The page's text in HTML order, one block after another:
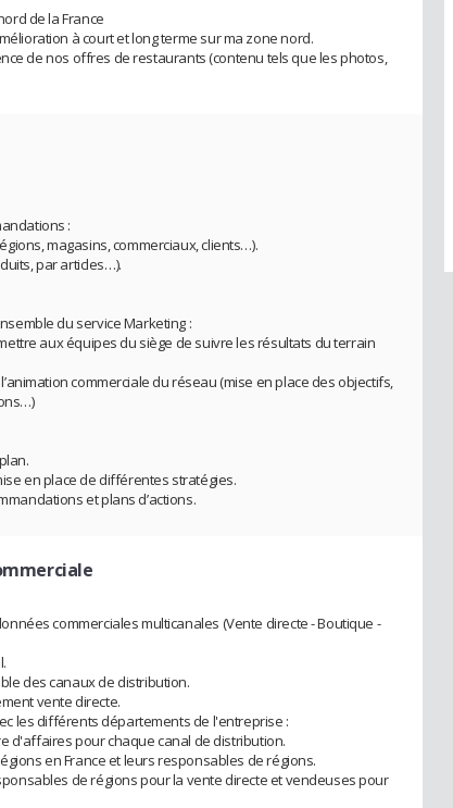
de la France
à court et long terme sur ma zone nord.
de nos offres de restaurants (contenu tels que les photos,
:
magasins, commerciaux, clients…).
par articles…).
du service Marketing :
aux équipes du siège de suivre les résultats du terrain
commerciale du réseau (mise en place des objectifs,
en place de différentes stratégies.
et plans d’actions.
commerciales multicanales (Vente directe - Boutique -
des canaux de distribution.
vente directe.
les différents départements de l'entreprise :
d'affaires pour chaque canal de distribution.
en France et leurs responsables de régions.
de régions pour la vente directe et vendeuses pour